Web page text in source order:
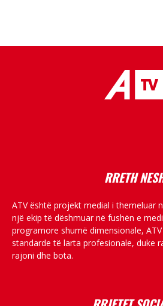
RRETH
ATV është projekt medial i themeluar
një ekip të dëshmuar në fushën e
programore shumë dimensionale,
standarde të larta profesionale, duke
rajoni dhe bota.